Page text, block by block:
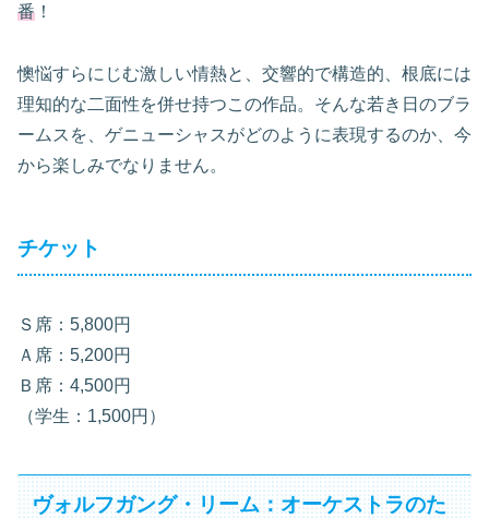
番 ！
懊悩すらにじむ激しい情熱と、交響的で構造的、根底には
理知的な二面性を併せ持つこの作品。そんな若き日のブラ
ームスを、ゲニューシャスがどのように表現するのか、今
から楽しみでなりません。
チケット
Ｓ席：5,800円
Ａ席：5,200円
Ｂ席：4,500円
（学生：1,500円）
ヴォルフガング・リーム：オーケストラのた